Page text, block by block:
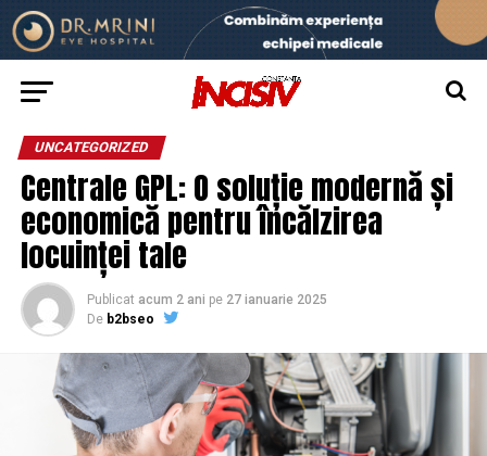
UNCATEGORIZED
Centrale GPL: O soluție modernă și
economică pentru încălzirea
locuinței tale
Publicat acum 2 ani pe 27 ianuarie 2025
De b2bseo